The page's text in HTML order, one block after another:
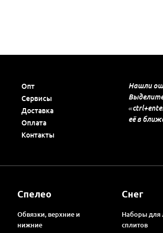
Опт
Сервисы
Доставка
Оплата
Контакты
Нашли
её в
Спелео
Обвязки, верхние и
нижние
Снег
Наборы для
сплитов